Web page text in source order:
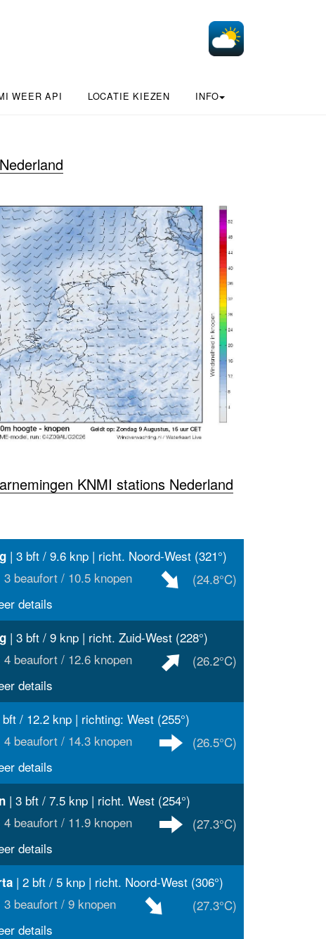
WEER API LOCATIE KIEZEN INFO
KNMI stations Nederland
| 3 bft / 9.6 knp | richt. Noord-West (321°)
beaufort / 10.5 knopen
(24.8°C)
details
| 3 bft / 9 knp | richt. Zuid-West (228°)
beaufort / 12.6 knopen
(26.2°C)
details
/ 12.2 knp | richting: West (255°)
beaufort / 14.3 knopen
(26.5°C)
details
| 3 bft / 7.5 knp | richt. West (254°)
beaufort / 11.9 knopen
(27.3°C)
details
| 2 bft / 5 knp | richt. Noord-West (306°)
beaufort / 9 knopen
(27.3°C)
details